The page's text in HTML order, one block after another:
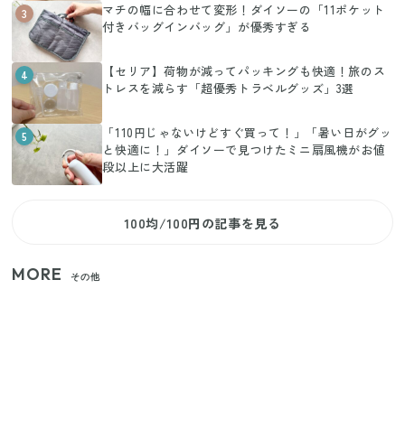
3
マチの幅に合わせて変形！ダイソーの「11ポケット
付きバッグインバッグ」が優秀すぎる
4
【セリア】荷物が減ってパッキングも快適！旅のス
トレスを減らす「超優秀トラベルグッズ」3選
5
「110円じゃないけどすぐ買って！」「暑い日がグッ
と快適に！」ダイソーで見つけたミニ扇風機がお値
段以上に大活躍
100均/100円の記事を見る
MORE その他